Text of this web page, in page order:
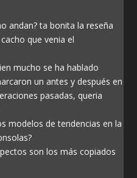
andan? ta bonita la reseña
que venia el
mucho se ha hablado
un antes y después en
pasadas, queria
modelos de tendencias en la
son los más copiados